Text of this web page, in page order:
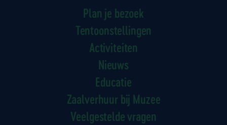
Plan je bezoek
Tentoonstellingen
Activiteiten
Nieuws
Educatie
Zaalverhuur bij Muzee
Veelgestelde vragen